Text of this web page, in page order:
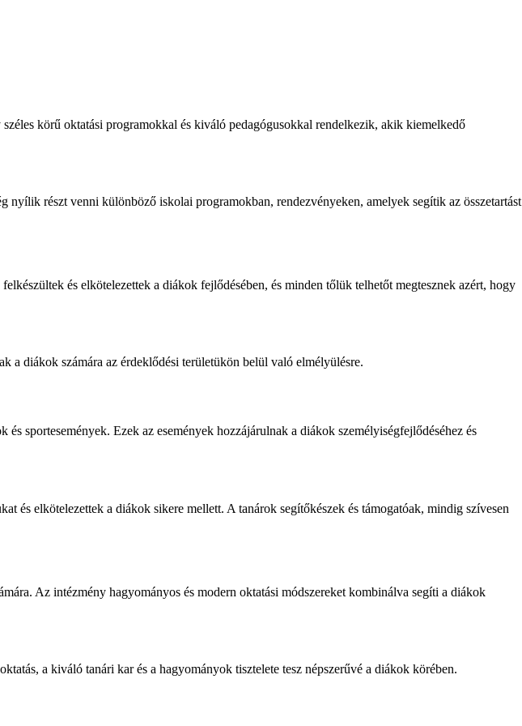
körű oktatási programokkal és kiváló pedagógusokkal rendelkezik, akik kiemelkedő
részt venni különböző iskolai programokban, rendezvényeken, amelyek segítik az összetartást
és elkötelezettek a diákok fejlődésében, és minden tőlük telhetőt megtesznek azért, hogy
a diákok számára az érdeklődési területükön belül való elmélyülésre.
sportesemények. Ezek az események hozzájárulnak a diákok személyiségfejlődéséhez és
és elkötelezettek a diákok sikere mellett. A tanárok segítőkészek és támogatóak, mindig szívesen
Az intézmény hagyományos és modern oktatási módszereket kombinálva segíti a diákok
a kiváló tanári kar és a hagyományok tisztelete tesz népszerűvé a diákok körében.